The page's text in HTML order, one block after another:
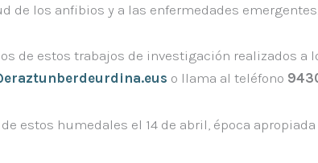
de los anfibios y a las enfermedades emergentes.
de estos trabajos de investigación realizados a
o llama al teléfono
estos humedales el 14 de abril, época